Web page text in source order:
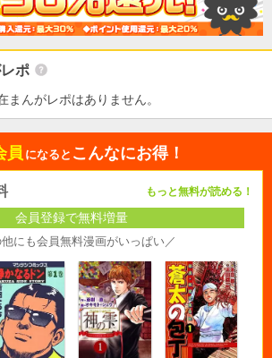
ポ
まんがレポはありません。
員 になると こんなにお得！
もっと無料が読める！
会員登録で無料増量
にも会員無料漫画がいっぱい／